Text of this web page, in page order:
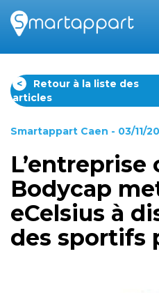
<
Retour à la liste des
articles
Smartappart Caen - 03/11/
L’entreprise
Bodycap
eCelsius à
des sportifs